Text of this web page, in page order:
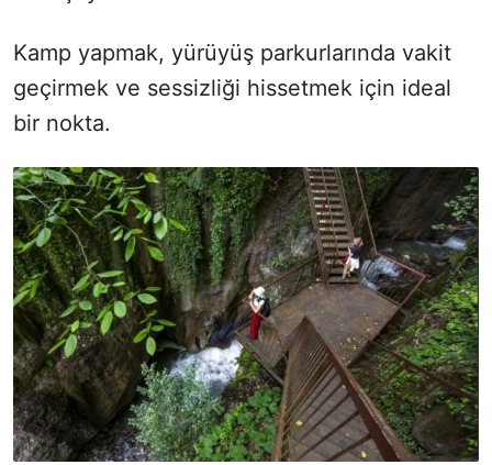
Kamp yapmak, yürüyüş parkurlarında vakit
geçirmek ve sessizliği hissetmek için ideal
bir nokta.